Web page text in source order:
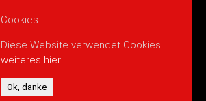
Cookies
Diese Website verwendet Cookies:
weiteres hier.
Ok, danke